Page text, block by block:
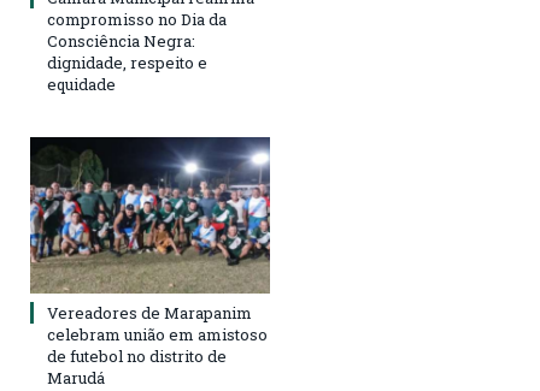
compromisso no Dia da
Consciência Negra:
dignidade, respeito e
equidade
Vereadores de Marapanim
celebram união em amistoso
de futebol no distrito de
Marudá